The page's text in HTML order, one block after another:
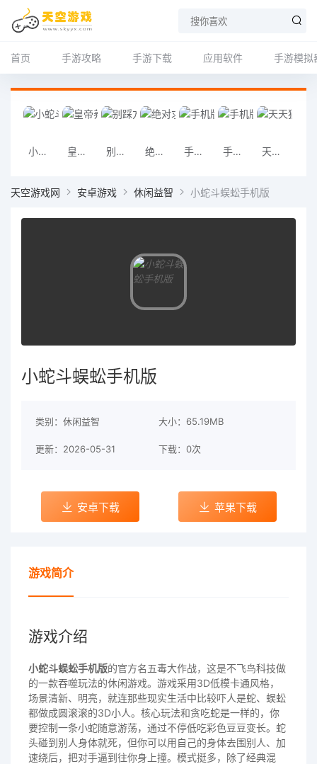
首页 手游攻略 手游下载 应用软件 手游模拟
小蛇斗蜈蚣手机版 皇帝养成记手机版 别踩方块手机版 绝对求生手机版 手机版龙珠大冒险 手机版网易闪电邮官网 天天狼人杀手机版安卓
天空游戏网 安卓游戏 休闲益智 小蛇斗蜈蚣手机版
小蛇斗蜈蚣手机版
类别：休闲益智 大小：65.19MB
更新：2026-05-31 下载：0次
安卓下载 苹果下载
游戏简介
游戏介绍
小蛇斗蜈蚣手机版的官方名五毒大作战，这是不飞鸟科技做
的一款吞噬玩法的休闲游戏。游戏采用3D低模卡通风格，
场景清新、明亮，就连那些现实生活中比较吓人是蛇、蜈蚣
都做成圆滚滚的3D小人。核心玩法和贪吃蛇是一样的，你
要控制一条小蛇随意游荡，通过不停低吃彩色豆豆变长。蛇
头碰到别人身体就死，但你可以用自己的身体去围别人、加
速绕后，把对手逼到往你身上撞。模式挺多，除了经典混